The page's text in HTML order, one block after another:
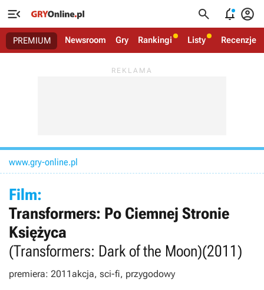
   
PREMIUM Newsroom Gry Rankingi Listy Recenzje
www.gry-online.pl
Film:
Transformers: Po Ciemnej Stronie
Księżyca
(Transformers: Dark of the Moon)(2011)
premiera: 2011akcja, sci-fi, przygodowy